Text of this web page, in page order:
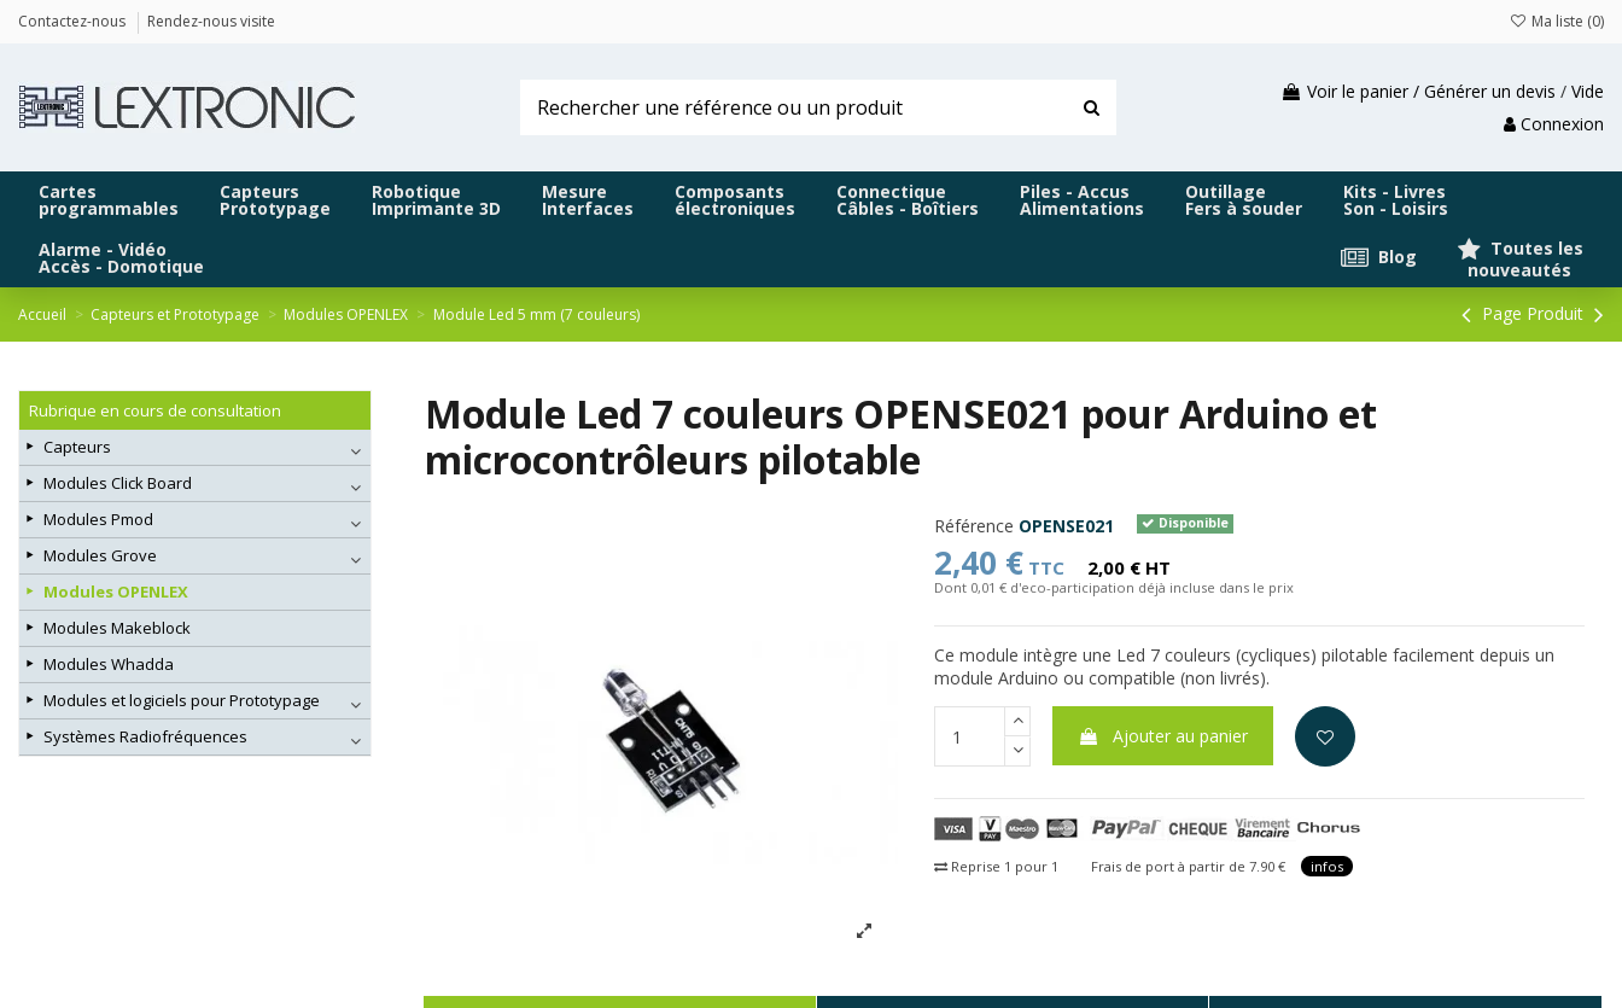
Contactez-nous Rendez-nous visite Ma liste (0)
Voir le panier / Générer un devis / Vide
Connexion
Cartes
programmables
Capteurs
Prototypage
Robotique
Imprimante 3D
Mesure
Interfaces
Composants
électroniques
Connectique
Câbles - Boîtiers
Piles - Accus
Alimentations
Outillage
Fers à souder
Kits - Livres
Son - Loisirs
Alarme - Vidéo
Accès - Domotique
Toutes les
nouveautés
Blog
Accueil Capteurs et Prototypage Modules OPENLEX Module Led 5 mm (7 couleurs) Page Produit
Module Led 7 couleurs OPENSE021 pour Arduino et
microcontrôleurs pilotable
Référence OPENSE021 Disponible
2,40 € TTC 2,00 € HT
Dont 0,01 € d'eco-participation déjà incluse dans le prix
Ce module intègre une Led 7 couleurs (cycliques) pilotable facilement depuis un
module Arduino ou compatible (non livrés).
Ajouter au panier
Reprise 1 pour 1 Frais de port à partir de 7.90 € infos
Rubrique en cours de consultation
Capteurs
Modules Click Board
Modules Pmod
Modules Grove
Modules OPENLEX
Modules Makeblock
Modules Whadda
Modules et logiciels pour Prototypage
Systèmes Radiofréquences
Panneau de gestion des cookies